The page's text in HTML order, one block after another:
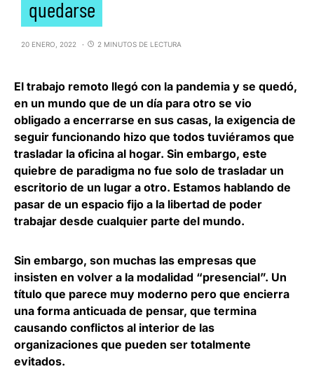
quedarse
20 ENERO, 2022 2 MINUTOS DE LECTURA
El trabajo remoto llegó con la pandemia y se quedó,
en un mundo que de un día para otro se vio
obligado a encerrarse en sus casas, la exigencia de
seguir funcionando hizo que todos tuviéramos que
trasladar la oficina al hogar. Sin embargo, este
quiebre de paradigma no fue solo de trasladar un
escritorio de un lugar a otro. Estamos hablando de
pasar de un espacio fijo a la libertad de poder
trabajar desde cualquier parte del mundo.
Sin embargo, son muchas las empresas que
insisten en volver a la modalidad “presencial”. Un
título que parece muy moderno pero que encierra
una forma anticuada de pensar, que termina
causando conflictos al interior de las
organizaciones que pueden ser totalmente
evitados.